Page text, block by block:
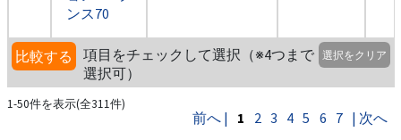
ンス70
比較する
項目をチェックして選択（※4つまで
選択可）
選択をクリア
1-50件を表示(全311件)
前へ | 1 2 3 4 5 6 7 | 次へ